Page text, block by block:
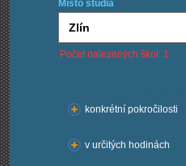
Místo studia
Počet nalezených škol: 1
konkrétní pokročilosti
v určitých hodinách